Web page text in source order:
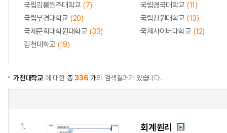
국립강릉원주대학교 (7) 국립경국대학교 (11)
국립부경대학교 (20) 국립창원대학교 (13)
국제문화대학원대학교 (33) 국제사이버대학교 (12)
김천대학교 (19)
가천대학교 에 대한 총336 개의 검색결과가 있습니다.
1. 회계원리